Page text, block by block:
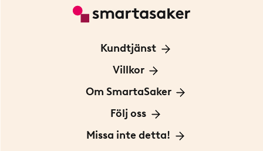
Kundtjänst
Kontakta oss
För Företag
Villkor
Frakt och leverans
Personuppgiftspolicy
Om SmartaSaker
Om oss
Vår historia
Följ oss
Blogg: Smarta tips
Missa inte detta!